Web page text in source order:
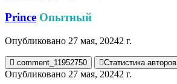
Prince Опытный
Опубликовано 27 мая, 20242 г.
comment_11952750 Статистика авторов
Опубликовано 27 мая, 20242 г.